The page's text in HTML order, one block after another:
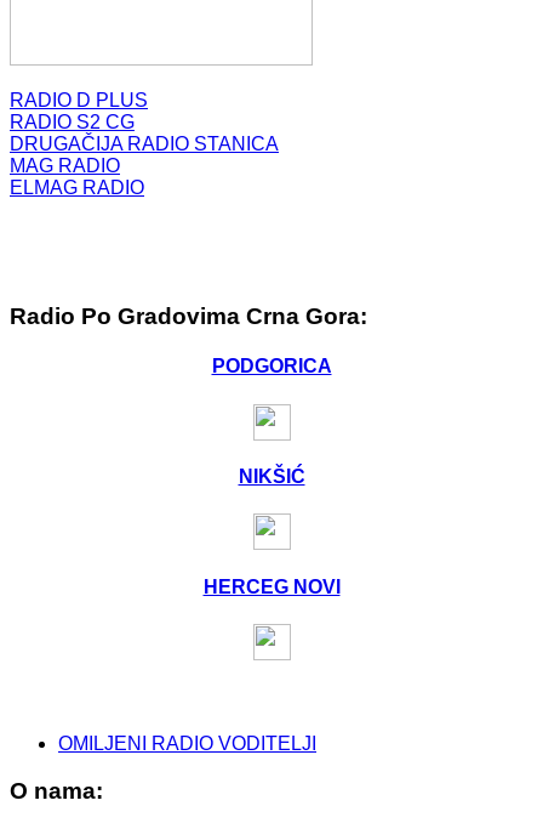
RADIO D PLUS
RADIO S2 CG
DRUGAČIJA RADIO STANICA
MAG RADIO
ELMAG RADIO
Radio Po Gradovima Crna Gora:
PODGORICA
NIKŠIĆ
HERCEG NOVI
OMILJENI RADIO VODITELJI
O nama: